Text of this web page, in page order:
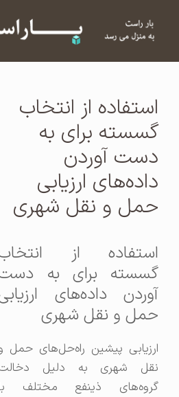
استفاده از انتخاب
گسسته برای به
دست آوردن
داده‌های ارزیابی
حمل و نقل شهری
استفاده از انتخاب
گسسته برای به دست
آوردن داده‌های ارزیابی
حمل و نقل شهری
ارزیابی پیشین راه‌حل‌های حمل و
نقل شهری به دلیل دخالت
گروه‌های ذینفع مختلف با